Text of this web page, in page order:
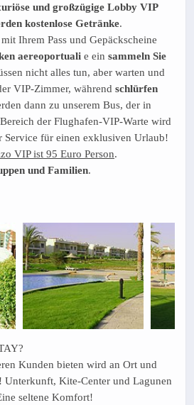
und großzügige Lobby VIP
kostenlose Getränke.
Ihrem Pass und Gepäckscheine
aereoportuali e ein sammeln Sie
nicht alles tun, aber warten und
VIP-Zimmer, während schlürfen
dann zu unserem Bus, der in
der Flughafen-VIP-Warte wird
Service für einen exklusiven Urlaub!
VIP ist 95 Euro Person.
und Familien.
Kunden bieten wird an Ort und
Unterkunft, Kite-Center und Lagunen
seltene Komfort!